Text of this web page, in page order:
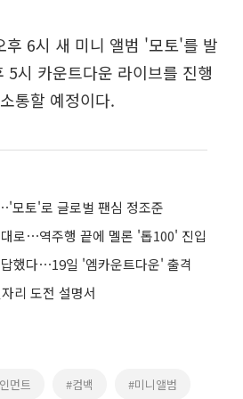
후 6시 새 미니 앨범 '모토'를 발
5시 카운트다운 라이브를 진행
통할 예정이다.
모토'로 글로벌 팬심 정조준
로⋯역주행 끝에 멜론 '톱100' 진입
했다⋯19일 '엠카운트다운' 출격
리 도전 설명서
먼트 #컴백 #미니앨범